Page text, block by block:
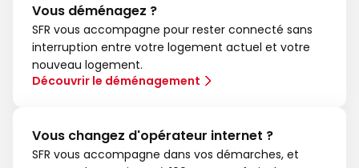
Vous déménagez ?
SFR vous accompagne pour rester connecté sans
interruption entre votre logement actuel et votre
nouveau logement.
Découvrir le déménagement
Vous changez d'opérateur internet ?
SFR vous accompagne dans vos démarches, et